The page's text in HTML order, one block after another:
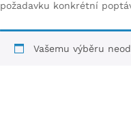
požadavku konkrétní
Vašemu výběru